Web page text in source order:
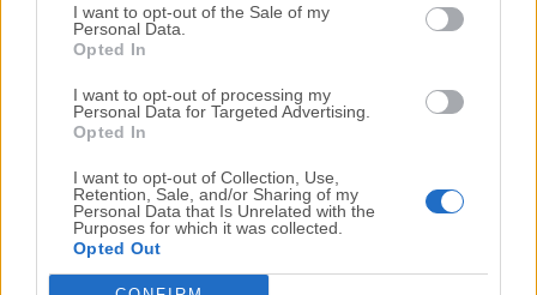
I want to opt-out of the Sale of my
Personal Data.
Opted In
I want to opt-out of processing my
Personal Data for Targeted Advertising.
Opted In
I want to opt-out of Collection, Use,
Retention, Sale, and/or Sharing of my
Personal Data that Is Unrelated with the
Purposes for which it was collected.
Opted Out